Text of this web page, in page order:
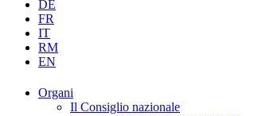
DE
FR
IT
RM
EN
Organi
Il Consiglio nazionale